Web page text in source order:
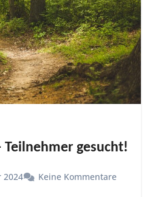
Teilnehmer gesucht!
2024 Keine Kommentare